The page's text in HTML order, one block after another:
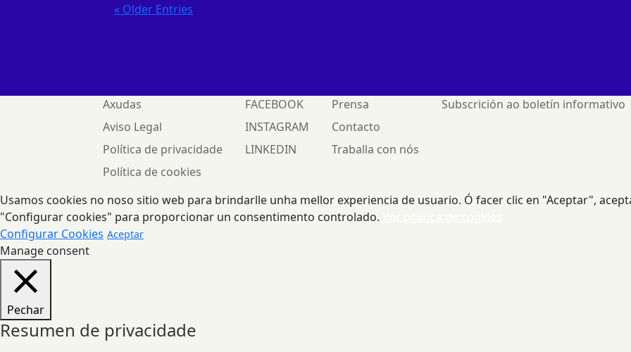
« Older Entries
Axudas
Aviso Legal
Política de privacidade
Política de cookies
FACEBOOK
INSTAGRAM
LINKEDIN
Prensa
Contacto
Traballa con nós
Subscrición ao boletín informativo
Usamos cookies no noso sitio web para brindarlle unha mellor experiencia de usuario. Ó facer clic en "Aceptar",
"Configurar cookies" para proporcionar un consentimento controlado.
Configurar Cookies Aceptar
Manage consent
Pechar
Resumen de privacidade